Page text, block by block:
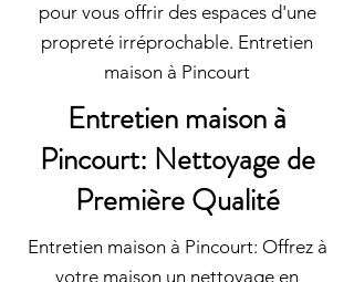
pour vous offrir des espaces d'une
propreté irréprochable. Entretien
maison à Pincourt
Entretien maison à
Pincourt: Nettoyage de
Première Qualité
Entretien maison à Pincourt: Offrez à
votre maison un nettoyage en